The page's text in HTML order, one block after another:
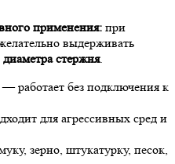
применения: при
выдерживать
диаметра стержня.
— работает без подключения к
для агрессивных сред и
зерно, штукатурку, песок,